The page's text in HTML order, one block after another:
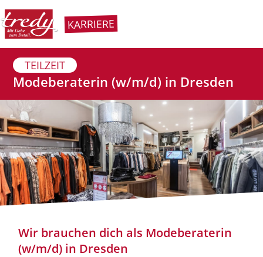
KARRIERE
TEILZEIT
Modeberaterin (w/m/d) in Dresden
Wir brauchen dich als Modeberaterin
(w/m/d) in Dresden